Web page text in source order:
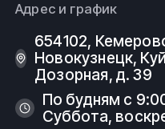
Адрес и график
654102,
Новокузнецк,
Дозорная, д. 39
По будням с
Суббота,